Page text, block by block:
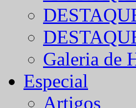
Galeria de
Especial
Artigos